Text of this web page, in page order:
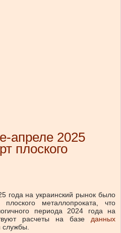
апреле 2025
плоского
года на украинский рынок было
металлопроката, что
периода 2024 года на
расчеты на базе данных
службы.